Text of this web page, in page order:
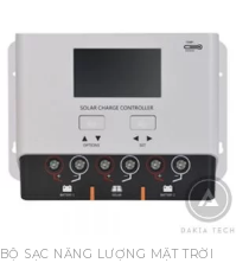
BỘ SẠC NĂNG LƯỢNG MẶT TRỜI